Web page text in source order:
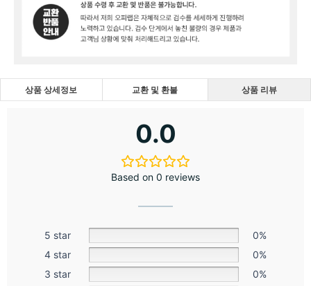
상품 상세정보 교환 및 환불 상품 리뷰
0.0
Based on 0 reviews
5 star
0%
4 star
0%
3 star
0%